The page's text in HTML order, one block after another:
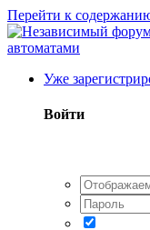
Перейти к
Уже
Войти